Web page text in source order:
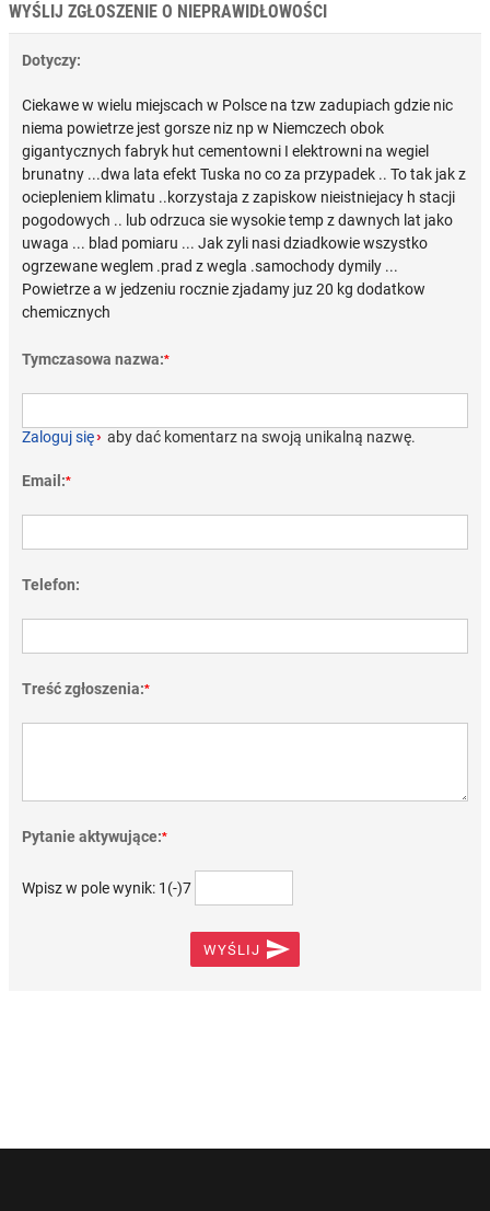
WYŚLIJ ZGŁOSZENIE O NIEPRAWIDŁOWOŚCI
Dotyczy:
Ciekawe w wielu miejscach w Polsce na tzw zadupiach gdzie nic
niema powietrze jest gorsze niz np w Niemczech obok
gigantycznych fabryk hut cementowni I elektrowni na wegiel
brunatny ...dwa lata efekt Tuska no co za przypadek .. To tak jak z
ociepleniem klimatu ..korzystaja z zapiskow nieistniejacy h stacji
pogodowych .. lub odrzuca sie wysokie temp z dawnych lat jako
uwaga ... blad pomiaru ... Jak zyli nasi dziadkowie wszystko
ogrzewane weglem .prad z wegla .samochody dymily ...
Powietrze a w jedzeniu rocznie zjadamy juz 20 kg dodatkow
chemicznych
Tymczasowa nazwa:*
Zaloguj się› aby dać komentarz na swoją unikalną nazwę.
Email:*
Telefon:
Treść zgłoszenia:*
Pytanie aktywujące:*
Wpisz w pole wynik: 1(-)7
WYŚLIJ 